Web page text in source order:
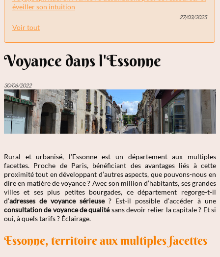
éveiller son intuition
27/03/2025
Voir tout
Voyance dans l'Essonne
30/06/2022
Rural et urbanisé, l’Essonne est un département aux multiples
facettes. Proche de Paris, bénéficiant des avantages liés à cette
proximité tout en développant d’autres aspects, que pouvons-nous en
dire en matière de voyance ? Avec son million d’habitants, ses grandes
villes et ses plus petites bourgades, ce département regorge-t-il
d’adresses de voyance sérieuse? Est-il possible d’accéder à une
consultation de voyance de qualitésans devoir relier la capitale ? Et si
oui, à quels tarifs ? Éclairage.
Essonne, territoire aux multiples facettes